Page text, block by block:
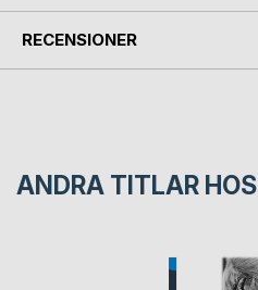
RECENSIONER
ANDRA TITLAR HOS